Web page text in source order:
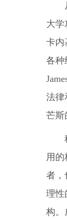
大学
卡内
各种
法律
芒斯
用
者，
理性
构。